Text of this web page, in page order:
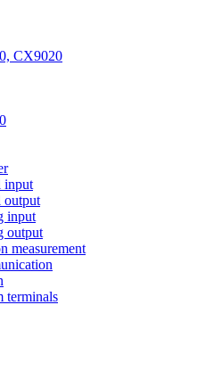
CX9020
input
output
input
output
measurement
terminals